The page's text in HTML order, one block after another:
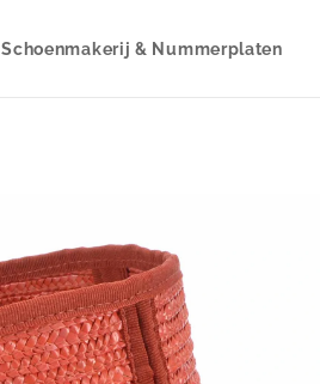
Schoenmakerij & Nummerplaten